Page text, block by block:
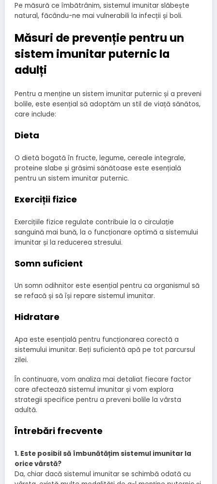
Pe măsură ce îmbătrânim, sistemul imunitar slăbește
natural, făcându-ne mai vulnerabili la infecții și boli.
Măsuri de prevenție pentru un
sistem imunitar puternic la
adulți
Pentru a menține un sistem imunitar puternic și a preveni
bolile, este esențial să adoptăm un stil de viață sănătos,
care include:
Dieta
O dietă bogată în fructe, legume, cereale integrale,
proteine ​​slabe și grăsimi sănătoase este esențială
pentru un sistem imunitar puternic.
Exerciții fizice
Exercițiile fizice regulate contribuie la o circulație
sanguină mai bună, la o funcționare optimă a sistemului
imunitar și la reducerea stresului.
Somn suficient
Un somn odihnitor este esențial pentru ca organismul să
se refacă și să își repare sistemul imunitar.
Hidratare
Apa este esențială pentru funcționarea corectă a
sistemului imunitar. Beți suficientă apă pe tot parcursul
zilei.
În continuare, vom analiza mai detaliat fiecare factor
care afectează sistemul imunitar și vom explora
strategii specifice pentru a preveni bolile la vârsta
adultă.
Întrebări frecvente
1. Este posibil să îmbunătățim sistemul imunitar la
orice vârstă?
Da, chiar dacă sistemul imunitar se schimbă odată cu